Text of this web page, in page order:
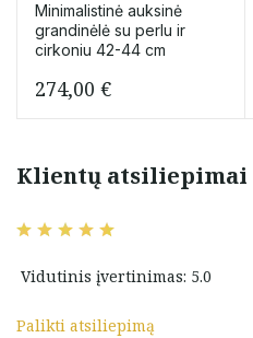
Minimalistinė auksinė
grandinėlė su perlu ir
cirkoniu 42-44 cm
274,00 €
Klientų atsiliepimai
Vidutinis įvertinimas: 5.0
Palikti atsiliepimą